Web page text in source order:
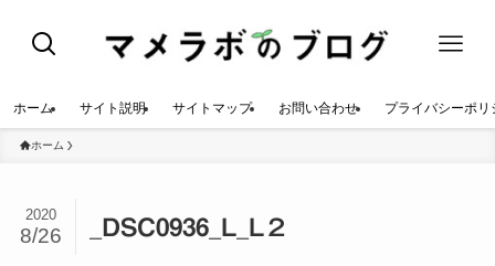
ホーム サイト説明 サイトマップ お問い合わせ プライバシーポリ
ホーム
_DSC0936_L_L２
2020
8/26